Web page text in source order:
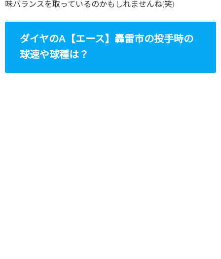
味バランスを取っているのかもしれませんね(笑)
ダイヤのA【エース】轟雷市の投手時の
球速や球種は？